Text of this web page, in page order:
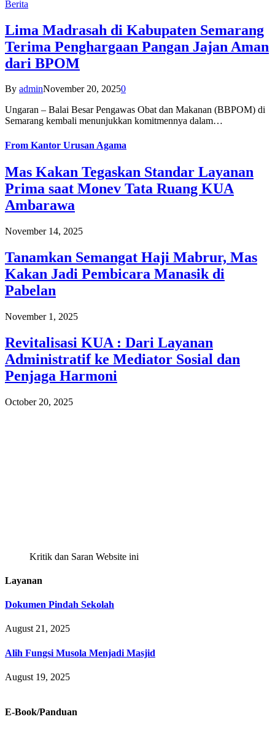
Berita
Lima Madrasah di Kabupaten Semarang
Terima Penghargaan Pangan Jajan Aman
dari BPOM
By adminNovember 20, 20250
Ungaran – Balai Besar Pengawas Obat dan Makanan (BBPOM) di
Semarang kembali menunjukkan komitmennya dalam…
From Kantor Urusan Agama
Mas Kakan Tegaskan Standar Layanan
Prima saat Monev Tata Ruang KUA
Ambarawa
November 14, 2025
Tanamkan Semangat Haji Mabrur, Mas
Kakan Jadi Pembicara Manasik di
Pabelan
November 1, 2025
Revitalisasi KUA : Dari Layanan
Administratif ke Mediator Sosial dan
Penjaga Harmoni
October 20, 2025
Kritik dan Saran Website ini
Layanan
Dokumen Pindah Sekolah
August 21, 2025
Alih Fungsi Musola Menjadi Masjid
August 19, 2025
E-Book/Panduan